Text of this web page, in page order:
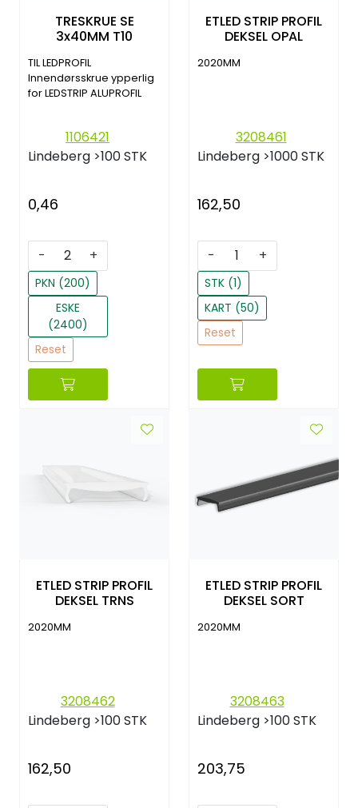
TRESKRUE SE
3x40MM T10
TIL LEDPROFIL
Innendørsskrue ypperlig
for LEDSTRIP ALUPROFIL
1106421
Lindeberg >100 STK
0,46
- +
PKN (200)
ESKE
(2400)
Reset
ETLED STRIP PROFIL
DEKSEL OPAL
2020MM
3208461
Lindeberg >1000 STK
162,50
- +
STK (1)
KART (50)
Reset
ETLED STRIP PROFIL
DEKSEL TRNS
2020MM
3208462
Lindeberg >100 STK
162,50
ETLED STRIP PROFIL
DEKSEL SORT
2020MM
3208463
Lindeberg >100 STK
203,75